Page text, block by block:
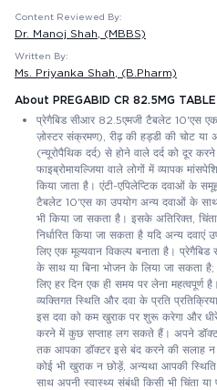
Content Reviewed By:
Dr. Manoj Shah , (MBBS)
Written By:
Ms. Priyanka Shah , (B.Pharm)
About PREGABID CR 82.5MG
प्रेगैबिड सीआर 82.5एमजी टैबलेट 10'एस एक
ज़ोस्टर संक्रमण), रीढ़ की हड्डी की चोट या
(न्यूरोपैथिक दर्द) से होने वाले दर्द को दूर
फाइब्रोमायल्जिया वाले लोगों में व्यापक
किया जाता है। एंटी-एपिलेप्टिक दवाओं के
टैबलेट 10'एस का उपयोग अन्य दवाओं के
भी किया जा सकता है। इसके अतिरिक्त,
निर्धारित किया जा सकता है यदि अन्य
लिए एक मूल्यवान विकल्प बनाता है।
के साथ या बिना भोजन के लिया जा सकता
लिए हर दिन एक ही समय पर लेना
व्यक्तिगत स्थिति और दवा के प्रति
इस दवा को कम खुराक पर शुरू करेगा और
करने में कुछ सप्ताह लग सकते हैं। अपने
तक आपका डॉक्टर इसे बंद करने की सलाह
कोई भी खुराक न छोड़ें, अन्यथा आपकी
साथ अपनी स्वास्थ्य संबंधी किसी भी चिंता